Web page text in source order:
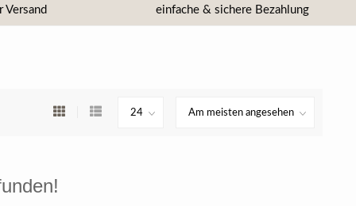
einfache & sichere Bezahlung